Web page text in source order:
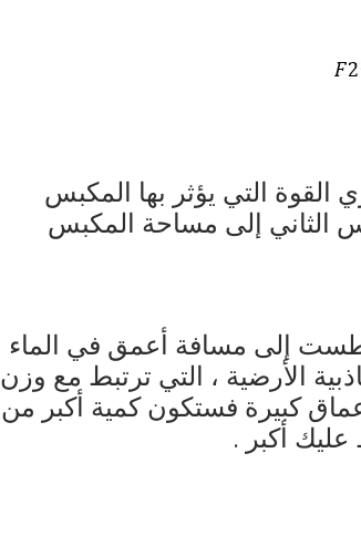
القوة التي يؤثر بها المكبس
الثاني إلى مساحة المكبس
إلى مسافة أعمق في الماء
الأرضية ، التي ترتبط مع وزن
كبيرة فستكون كمية أكبر من
أكبر .